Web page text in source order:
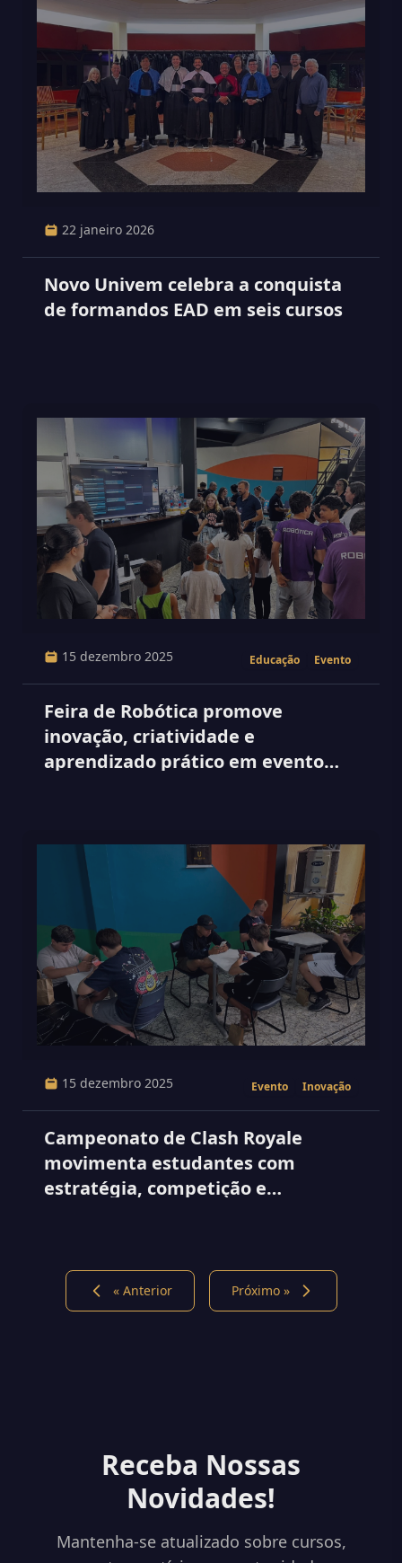
22 janeiro 2026
Novo Univem celebra a conquista
de formandos EAD em seis cursos
15 dezembro 2025 Educação Evento
Feira de Robótica promove
inovação, criatividade e
aprendizado prático em evento
15 dezembro 2025 Evento Inovação
Campeonato de Clash Royale
movimenta estudantes com
estratégia, competição e
« Anterior Próximo »
Receba Nossas
Novidades!
Mantenha-se atualizado sobre cursos,